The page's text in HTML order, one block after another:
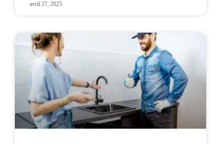
avril 27, 2025